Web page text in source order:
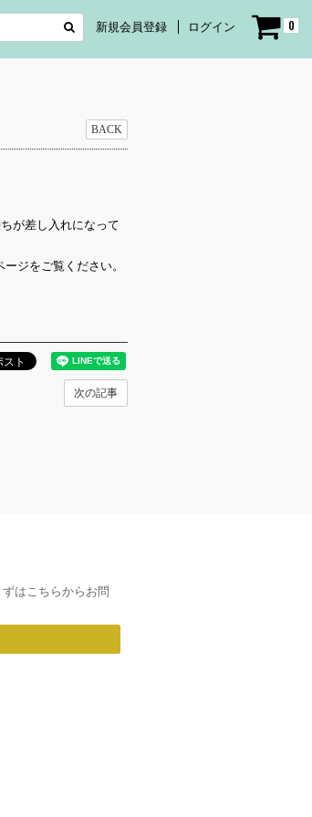
新規会員登録 ログイン 0
BACK
が差し入れになって
ジをご覧ください。
次の記事
はこちらからお問